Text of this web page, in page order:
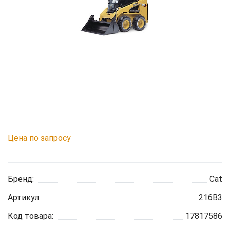
Цена по запросу
Бренд:
Cat
Артикул:
216B3
Код товара:
17817586